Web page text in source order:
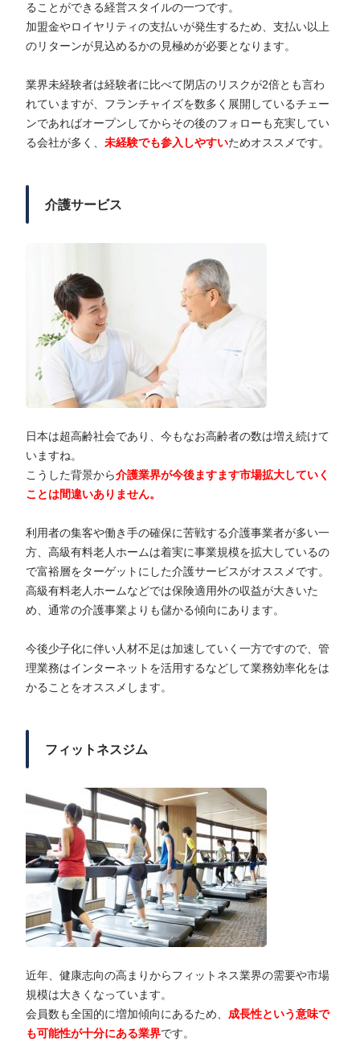
ることができる経営スタイルの一つです。
加盟金やロイヤリティの支払いが発生するため、支払い以上
のリターンが見込めるかの見極めが必要となります。
業界未経験者は経験者に比べて閉店のリスクが2倍とも言わ
れていますが、フランチャイズを数多く展開しているチェー
ンであればオープンしてからその後のフォローも充実してい
る会社が多く、 未経験でも参入しやすいためオススメです。
介護サービス
日本は超高齢社会であり、今もなお高齢者の数は増え続けて
いますね。
こうした背景から介護業界が今後ますます市場拡大していく
ことは間違いありません。
利用者の集客や働き手の確保に苦戦する介護事業者が多い一
方、高級有料老人ホームは着実に事業規模を拡大しているの
で富裕層をターゲットにした介護サービスがオススメです。
高級有料老人ホームなどでは保険適用外の収益が大きいた
め、通常の介護事業よりも儲かる傾向にあります。
今後少子化に伴い人材不足は加速していく一方ですので、管
理業務はインターネットを活用するなどして業務効率化をは
かることをオススメします。
フィットネスジム
近年、健康志向の高まりからフィットネス業界の需要や市場
規模は大きくなっています。
会員数も全国的に増加傾向にあるため、 成長性という意味で
も可能性が十分にある業界です。